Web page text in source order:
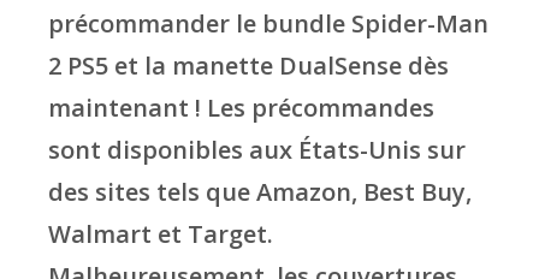
précommander le bundle Spider-Man
2 PS5 et la manette DualSense dès
maintenant ! Les précommandes
sont disponibles aux États-Unis sur
des sites tels que Amazon, Best Buy,
Walmart et Target.